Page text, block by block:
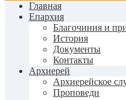
Главная
Епархия
Благочиния и
История
Документы
Контакты
Архиерей
Архиерейское
Проповеди